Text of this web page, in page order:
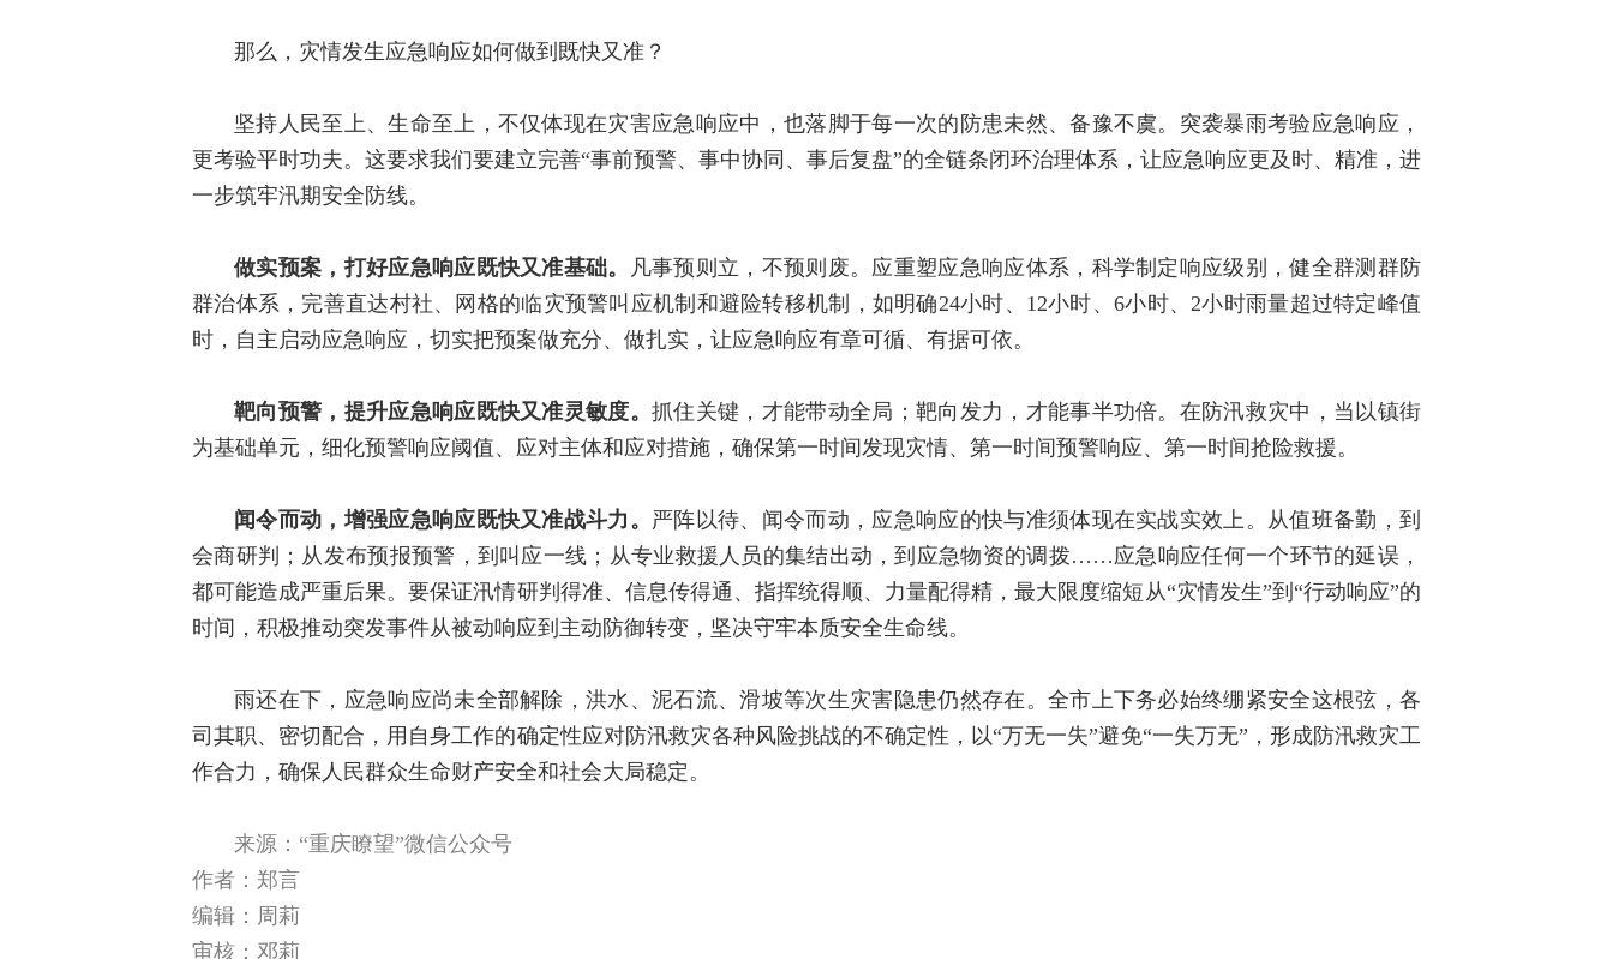
那么，灾情发生应急响应如何做到既快又准？
坚持人民至上、生命至上，不仅体现在灾害应急响应中，也落脚于每一次的防患未然、备豫不虞。突袭暴雨考验应急响应，
更考验平时功夫。这要求我们要建立完善“事前预警、事中协同、事后复盘”的全链条闭环治理体系，让应急响应更及时、精准，进
一步筑牢汛期安全防线。
做实预案，打好应急响应既快又准基础。
凡事预则立，不预则废。应重塑应急响应体系，科学制定响应级别，健全群测群防
群治体系，完善直达村社、网格的临灾预警叫应机制和避险转移机制，如明确24小时、12小时、6小时、2小时雨量超过特定峰值
时，自主启动应急响应，切实把预案做充分、做扎实，让应急响应有章可循、有据可依。
靶向预警，提升应急响应既快又准灵敏度。抓住关键，才能带动全局；靶向发力，才能事半功倍。在防汛救灾中，当以镇街
为基础单元，细化预警响应阈值、应对主体和应对措施，确保第一时间发现灾情、第一时间预警响应、第一时间抢险救援。
闻令而动，增强应急响应既快又准战斗力。 严阵以待、闻令而动，应急响应的快与准须体现在实战实效上。从值班备勤，到
会商研判；从发布预报预警，到叫应一线；从专业救援人员的集结出动，到应急物资的调拨……应急响应任何一个环节的延误，
都可能造成严重后果。要保证汛情研判得准、信息传得通、指挥统得顺、力量配得精，最大限度缩短从“灾情发生”到“行动响应”的
时间，积极推动突发事件从被动响应到主动防御转变，坚决守牢本质安全生命线。
雨还在下，应急响应尚未全部解除，洪水、泥石流、滑坡等次生灾害隐患仍然存在。全市上下务必始终绷紧安全这根弦，各
司其职、密切配合，用自身工作的确定性应对防汛救灾各种风险挑战的不确定性，以“万无一失”避免“一失万无”，形成防汛救灾工
作合力，确保人民群众生命财产安全和社会大局稳定。
来源：“重庆瞭望”微信公众号
作者：郑言
编辑：周莉
审核：邓莉